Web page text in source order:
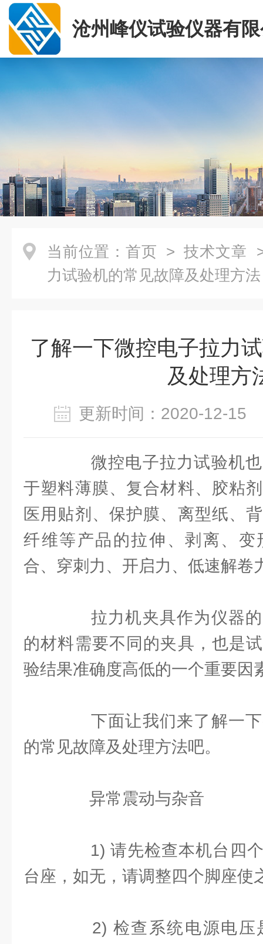
沧州峰仪试验仪器有
当前位置： 首页 > 技术文章
力试验机的常见故障及处理方法
了解一下微控电子拉力
及处理方
更新时间：2020-12-
微控电子拉力试验机也
于塑料薄膜、复合材料、胶粘
医用贴剂、保护膜、离型纸、
纤维等产品的拉伸、剥离、变
合、穿刺力、开启力、低速解卷
拉力机夹具作为仪器的
的材料需要不同的夹具，也是
验结果准确度高低的一个重要因
下面让我们来了解一下
的常见故障及处理方法吧。
异常震动与杂音
1) 请先检查本机台四个
台座，如无，请调整四个脚座使
2) 检查系统电源电压